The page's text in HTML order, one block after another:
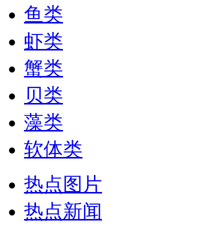
鱼类
虾类
蟹类
贝类
藻类
软体类
热点图片
热点新闻